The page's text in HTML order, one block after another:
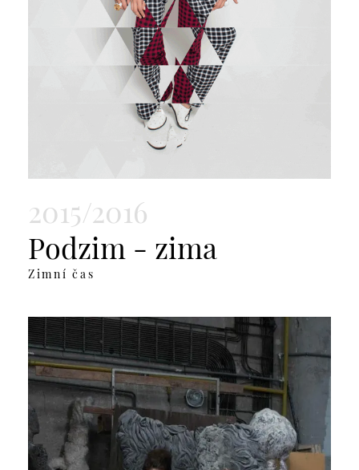
2015/2016
Podzim - zima
Zimní čas